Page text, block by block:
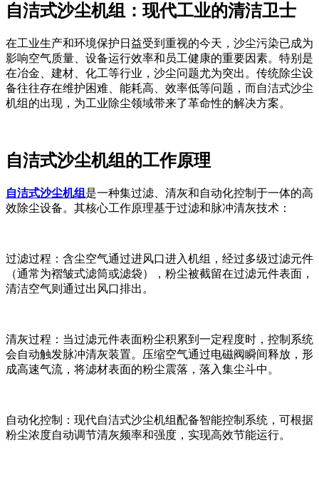
自洁式沙尘机组：现代工业的清洁卫士
在工业生产和环境保护日益受到重视的今天，沙尘污染已成为
影响空气质量、设备运行效率和员工健康的重要因素。特别是
在冶金、建材、化工等行业，沙尘问题尤为突出。传统除尘设
备往往存在维护困难、能耗高、效率低等问题，而自洁式沙尘
机组的出现，为工业除尘领域带来了革命性的解决方案。
自洁式沙尘机组的工作原理
自洁式沙尘机组 是一种集过滤、清灰和自动化控制于一体的高
效除尘设备。其核心工作原理基于过滤和脉冲清灰技术：
过滤过程‌：含尘空气通过进风口进入机组，经过多级过滤元件
（通常为褶皱式滤筒或滤袋），粉尘被截留在过滤元件表面，
清洁空气则通过出风口排出。
清灰过程‌：当过滤元件表面粉尘积累到一定程度时，控制系统
会自动触发脉冲清灰装置。压缩空气通过电磁阀瞬间释放，形
成高速气流，将滤材表面的粉尘震落，落入集尘斗中。
自动化控制‌：现代自洁式沙尘机组配备智能控制系统，可根据
粉尘浓度自动调节清灰频率和强度，实现高效节能运行。